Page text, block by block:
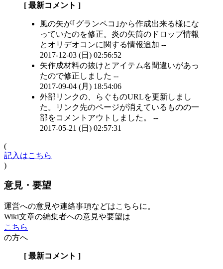
[ 最新コメント ]
風の矢が｢グランペコ｣から作成出来る様にな
っていたのを修正。炎の矢筒のドロップ情報
とオリデオコンに関する情報追加 --
2017-12-03 (日) 02:56:52
矢作成材料の抜けとアイテム名間違いがあっ
たので修正しました --
2017-09-04 (月) 18:54:06
外部リンクの、らぐものURLを更新しまし
た。リンク先のページが消えているものの一
部をコメントアウトしました。 --
2017-05-21 (日) 02:57:31
(
記入はこちら
)
意見・要望
運営への意見や連絡事項などはこちらに。
Wiki文章の編集者への意見や要望は
こちら
の方へ
[ 最新コメント ]